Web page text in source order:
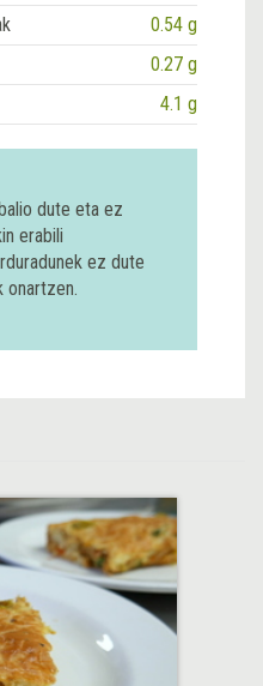
0.54 g
0.27 g
4.1 g
dute eta ez
erabili
ez dute
onartzen.